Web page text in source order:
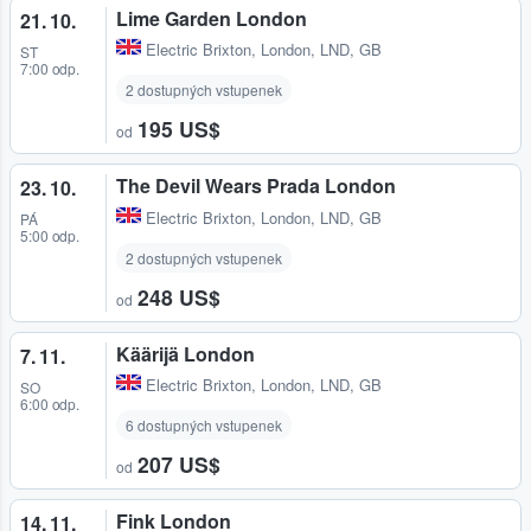
21. 10.
ST
7:00 odp.
Lime Garden London
Electric Brixton, London, LND, GB
2 dostupných vstupenek
od 195 US$
23. 10.
PÁ
5:00 odp.
The Devil Wears Prada London
Electric Brixton, London, LND, GB
2 dostupných vstupenek
od 248 US$
7. 11.
SO
6:00 odp.
Käärijä London
Electric Brixton, London, LND, GB
6 dostupných vstupenek
od 207 US$
14. 11. Fink London